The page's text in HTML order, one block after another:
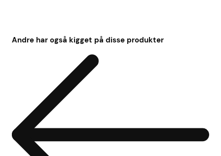
Andre har også kigget på disse produkter